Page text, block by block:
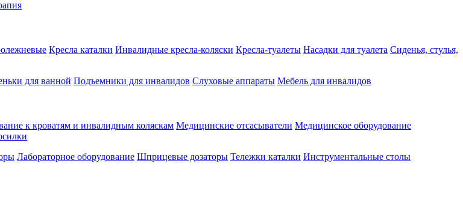
Кресла каталки Инвалидные кресла-коляски Кресла-туалеты Насадки для туалета Сиденья, стулья,
для ванной Подъемники для инвалидов Слуховые аппараты Мебель для инвалидов
к кроватям и инвалидным коляскам Медицинские отсасыватели Медицинское оборудование
Лабораторное оборудование Шприцевые дозаторы Тележки каталки Инструментальные столы